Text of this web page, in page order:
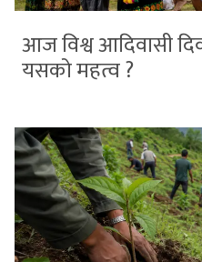
आज विश्व आदिवासी
यसको महत्व ?